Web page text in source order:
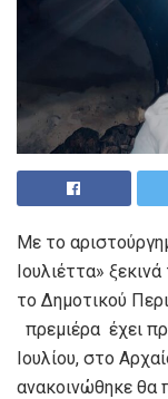
Με το
Ιουλιέττα»
το Δημοτικού
πρεμιέρα έχει
Ιουλίου, στο
ανακοινώθηκε θα